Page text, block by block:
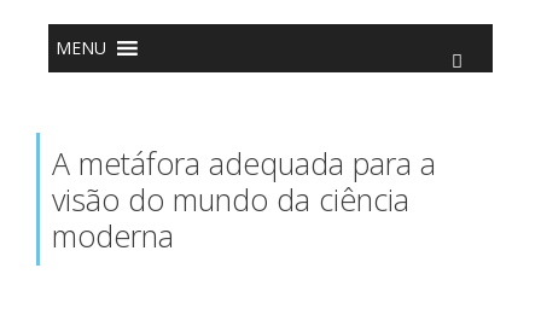
conteúdo
MENU
A metáfora adequada para a
visão do mundo da ciência
moderna